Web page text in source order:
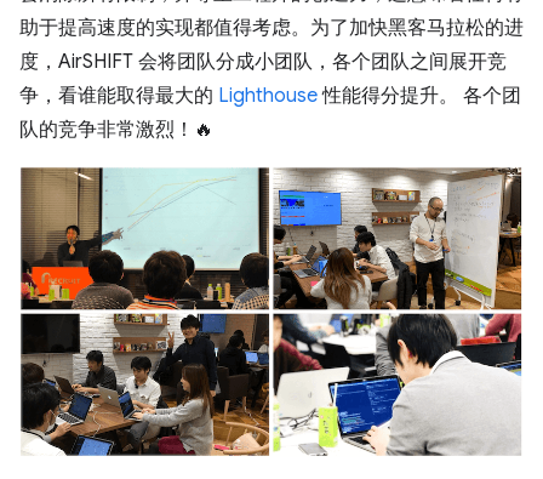
助于提高速度的实现都值得考虑。为了加快黑客马拉松的进
度，AirSHIFT 会将团队分成小团队，各个团队之间展开竞
争，看谁能取得最大的 Lighthouse性能得分提升。 各个团
队的竞争非常激烈！🔥